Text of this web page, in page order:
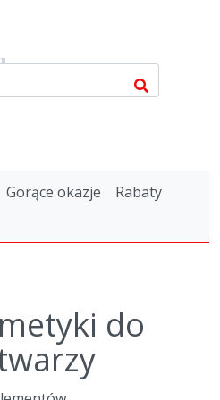
Gorące okazje
Rabaty
do